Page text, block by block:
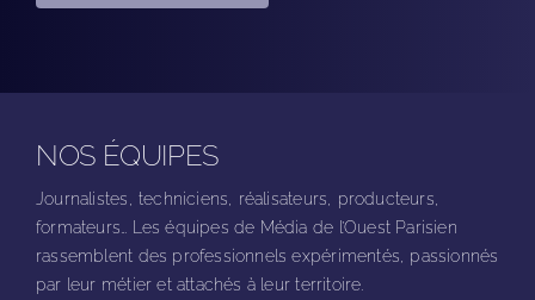
NOS ÉQUIPES
Journalistes, techniciens, réalisateurs, producteurs,
formateurs… Les équipes de Média de l’Ouest Parisien
rassemblent des professionnels expérimentés, passionnés
par leur métier et attachés à leur territoire.